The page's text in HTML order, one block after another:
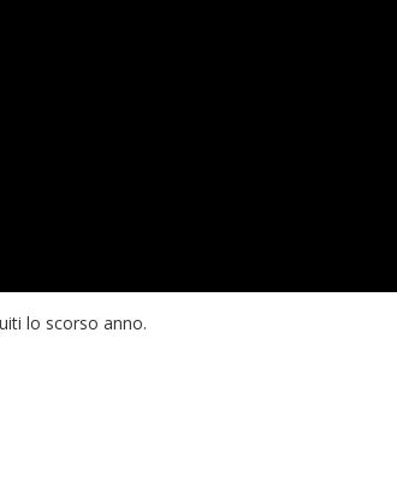
lo scorso anno.